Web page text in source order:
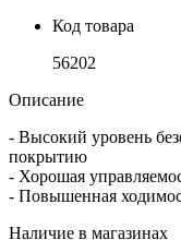
Код товара
56202
Описание
- Высокий уровень
покрытию
- Хорошая
- Повышенная
Наличие в магазинах